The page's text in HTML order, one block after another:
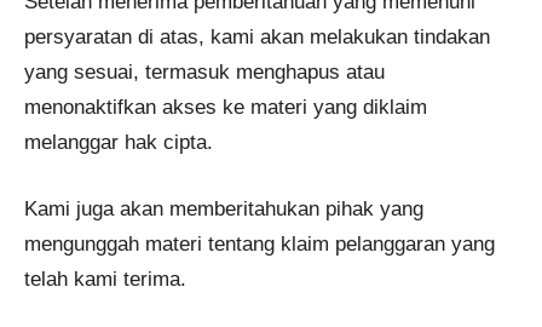
persyaratan di atas, kami akan melakukan tindakan
yang sesuai, termasuk menghapus atau
menonaktifkan akses ke materi yang diklaim
melanggar hak cipta.
Kami juga akan memberitahukan pihak yang
mengunggah materi tentang klaim pelanggaran yang
telah kami terima.